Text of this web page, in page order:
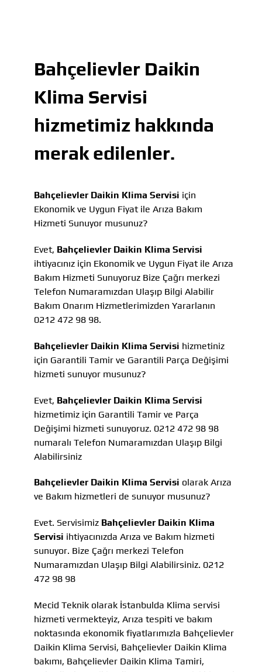
Bahçelievler Daikin
Klima Servisi
hizmetimiz hakkında
merak edilenler.
Bahçelievler Daikin Klima Servisi için
Ekonomik ve Uygun Fiyat ile Arıza Bakım
Hizmeti Sunuyor musunuz?
Evet, Bahçelievler Daikin Klima Servisi
ihtiyacınız için Ekonomik ve Uygun Fiyat ile Arıza
Bakım Hizmeti Sunuyoruz Bize Çağrı merkezi
Telefon Numaramızdan Ulaşıp Bilgi Alabilir
Bakım Onarım Hizmetlerimizden Yararlanın
0212 472 98 98.
Bahçelievler Daikin Klima Servisi hizmetiniz
için Garantili Tamir ve Garantili Parça Değişimi
hizmeti sunuyor musunuz?
Evet, Bahçelievler Daikin Klima Servisi
hizmetimiz için Garantili Tamir ve Parça
Değişimi hizmeti sunuyoruz. 0212 472 98 98
numaralı Telefon Numaramızdan Ulaşıp Bilgi
Alabilirsiniz
Bahçelievler Daikin Klima Servisi olarak Arıza
ve Bakım hizmetleri de sunuyor musunuz?
Evet. Servisimiz Bahçelievler Daikin Klima
Servisi ihtiyacınızda Arıza ve Bakım hizmeti
sunuyor. Bize Çağrı merkezi Telefon
Numaramızdan Ulaşıp Bilgi Alabilirsiniz. 0212
472 98 98
Mecid Teknik olarak İstanbulda Klima servisi
hizmeti vermekteyiz, Arıza tespiti ve bakım
noktasında ekonomik fiyatlarımızla Bahçelievler
Daikin Klima Servisi, Bahçelievler Daikin Klima
bakımı, Bahçelievler Daikin Klima Tamiri,